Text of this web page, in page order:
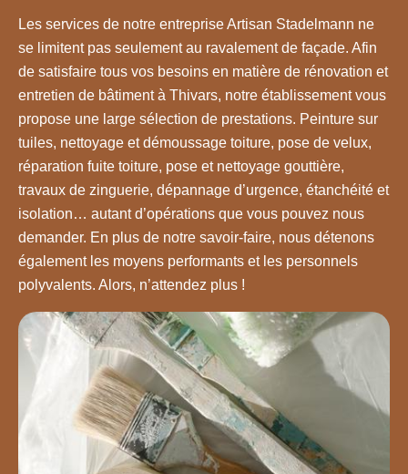
Les services de notre entreprise Artisan Stadelmann ne
se limitent pas seulement au ravalement de façade. Afin
de satisfaire tous vos besoins en matière de rénovation et
entretien de bâtiment à Thivars, notre établissement vous
propose une large sélection de prestations. Peinture sur
tuiles, nettoyage et démoussage toiture, pose de velux,
réparation fuite toiture, pose et nettoyage gouttière,
travaux de zinguerie, dépannage d’urgence, étanchéité et
isolation… autant d’opérations que vous pouvez nous
demander. En plus de notre savoir-faire, nous détenons
également les moyens performants et les personnels
polyvalents. Alors, n’attendez plus !